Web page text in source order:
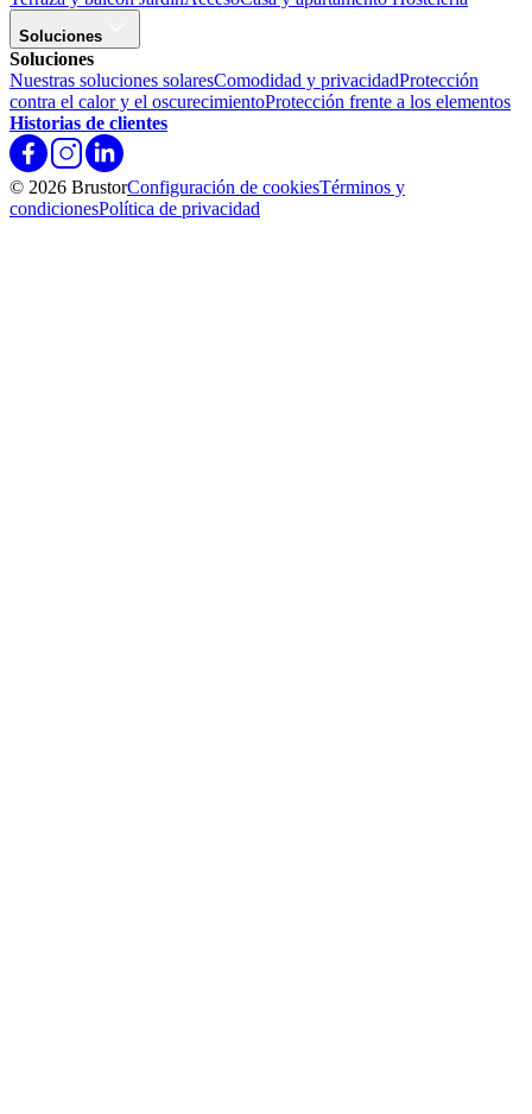
Soluciones
Soluciones
Nuestras soluciones solaresComodidad y privacidadProtección
contra el calor y el oscurecimientoProtección frente a los elementos
Historias de clientes
© 2026 BrustorConfiguración de cookiesTérminos y
condicionesPolítica de privacidad